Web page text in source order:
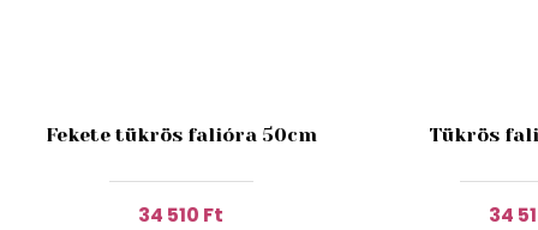
Fekete tükrös falióra 50cm
34 510 Ft
Tükrös
34